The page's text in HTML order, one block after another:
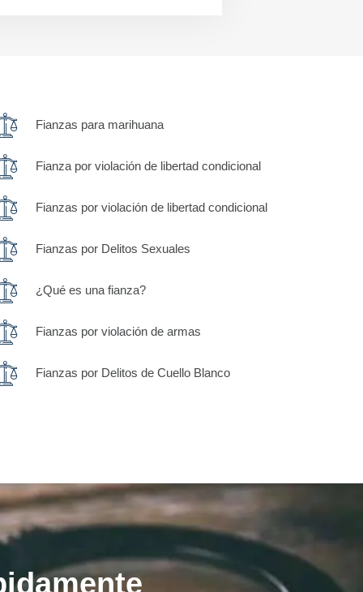
Fianzas para marihuana
Fianza por violación de libertad condicional
Fianzas por violación de libertad condicional
Fianzas por Delitos Sexuales
¿Qué es una fianza?
Fianzas por violación de armas
Fianzas por Delitos de Cuello Blanco